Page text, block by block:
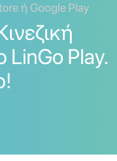
ή Google Play
LinGo Play.